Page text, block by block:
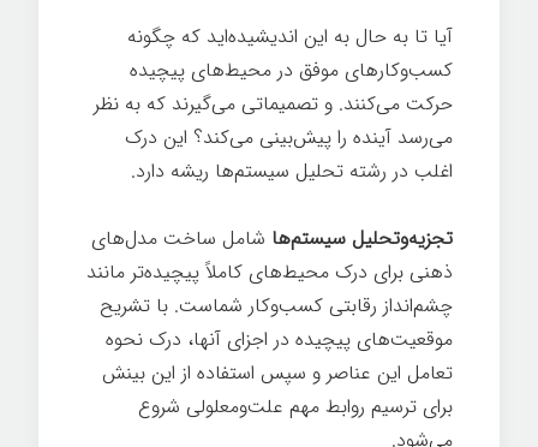
آیا تا به حال به این اندیشیده‌اید که چگونه
کسب‌وکارهای موفق در محیط‌های پیچیده
حرکت می‌کنند. و تصمیماتی می‌گیرند که به نظر
می‌رسد آینده را پیش‌بینی می‌کند؟ این درک
اغلب در رشته تحلیل سیستم‌ها ریشه دارد.
تجزیه‌وتحلیل سیستم‌ها شامل ساخت مدل‌های
ذهنی برای درک محیط‌های کاملاً پیچیده‌تر مانند
چشم‌انداز رقابتی کسب‌وکار شماست. با تشریح
موقعیت‌های پیچیده در اجزای آنها، درک نحوه
تعامل این عناصر و سپس استفاده از این بینش
برای ترسیم روابط مهم علت‌ومعلولی شروع
می‌شود.